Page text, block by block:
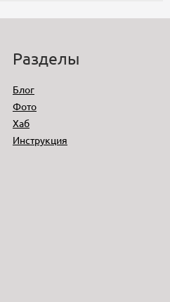
Разделы
Блог
Фото
Хаб
Инструкция